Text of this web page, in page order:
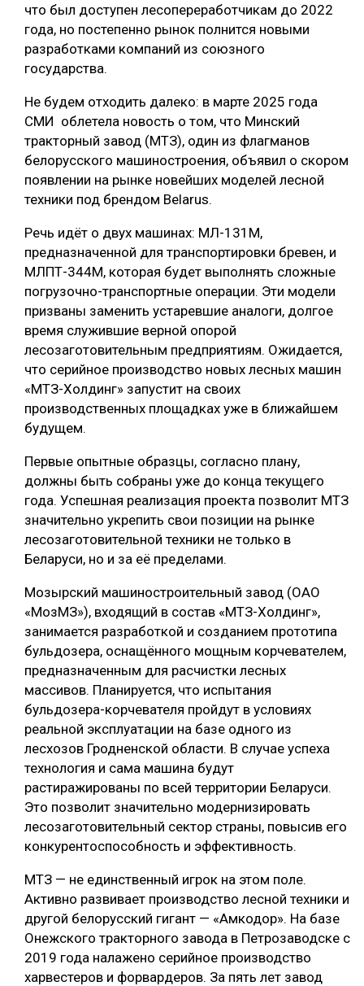
что был доступен лесопереработчикам до 2022
года, но постепенно рынок полнится новыми
разработками компаний из союзного
государства.
Не будем отходить далеко: в марте 2025 года
СМИ облетела новость о том, что Минский
тракторный завод (МТЗ), один из флагманов
белорусского машиностроения, объявил о скором
появлении на рынке новейших моделей лесной
техники под брендом Belarus.
Речь идёт о двух машинах: МЛ-131М,
предназначенной для транспортировки бревен, и
МЛПТ-344М, которая будет выполнять сложные
погрузочно-транспортные операции. Эти модели
призваны заменить устаревшие аналоги, долгое
время служившие верной опорой
лесозаготовительным предприятиям. Ожидается,
что серийное производство новых лесных машин
«МТЗ-Холдинг» запустит на своих
производственных площадках уже в ближайшем
будущем.
Первые опытные образцы, согласно плану,
должны быть собраны уже до конца текущего
года. Успешная реализация проекта позволит МТЗ
значительно укрепить свои позиции на рынке
лесозаготовительной техники не только в
Беларуси, но и за её пределами.
Мозырский машиностроительный завод (ОАО
«МозМЗ»), входящий в состав «МТЗ-Холдинг»,
занимается разработкой и созданием прототипа
бульдозера, оснащённого мощным корчевателем,
предназначенным для расчистки лесных
массивов. Планируется, что испытания
бульдозера-корчевателя пройдут в условиях
реальной эксплуатации на базе одного из
лесхозов Гродненской области. В случае успеха
технология и сама машина будут
растиражированы по всей территории Беларуси.
Это позволит значительно модернизировать
лесозаготовительный сектор страны, повысив его
конкурентоспособность и эффективность.
МТЗ — не единственный игрок на этом поле.
Активно развивает производство лесной техники и
другой белорусский гигант — «Амкодор». На базе
Онежского тракторного завода в Петрозаводске с
2019 года налажено серийное производство
харвестеров и форвардеров. За пять лет завод